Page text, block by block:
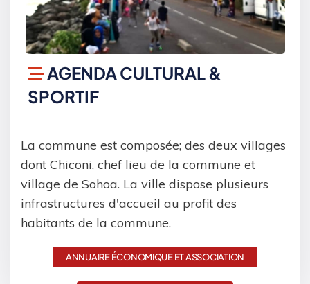
AGENDA CULTURAL &
SPORTIF
La commune est composée; des deux villages
dont Chiconi, chef lieu de la commune et
village de Sohoa. La ville dispose plusieurs
infrastructures d'accueil au profit des
habitants de la commune.
ANNUAIRE ÉCONOMIQUE ET ASSOCIATION